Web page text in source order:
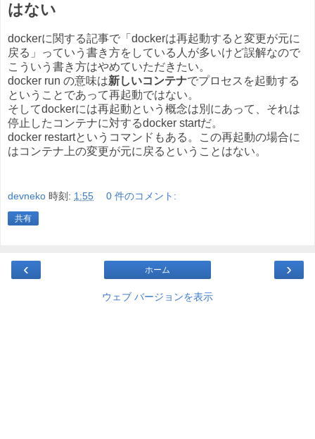
はない
dockerに関する記事で「dockerは再起動すると変更が元に
戻る」っていう書き方をしている人が多いけど誤解なので
こういう書き方はやめていただきたい。
docker run の意味は新しいコンテナでプロセスを起動する
ということであって再起動ではない。
そしてdockerには再起動という概念は別にあって、それは
停止したコンテナに対するdocker startだ。
docker restartというコマンドもある。この再起動の場合に
はコンテナ上の変更が元に戻るということはない。
devneko 時刻: 1:55 0 件のコメント:
共有
‹ ›
ホーム
ウェブ バージョンを表示